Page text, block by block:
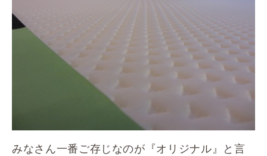
みなさん一番ご存じなのが『オリジナル』と言